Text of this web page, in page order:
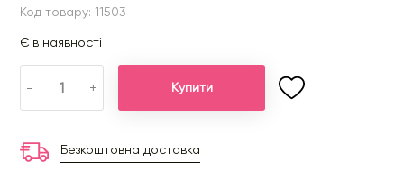
Код товару: 11503
Є в наявності
- + Купити
Безкоштовна доставка